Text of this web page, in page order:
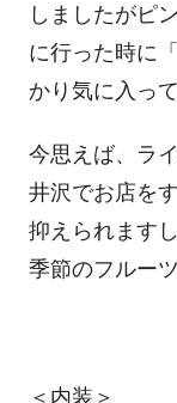
しましたがピ
に行った時に
かり気に入っ
今思えば、ラ
井沢でお店を
抑えられます
季節のフルー
＜内装＞